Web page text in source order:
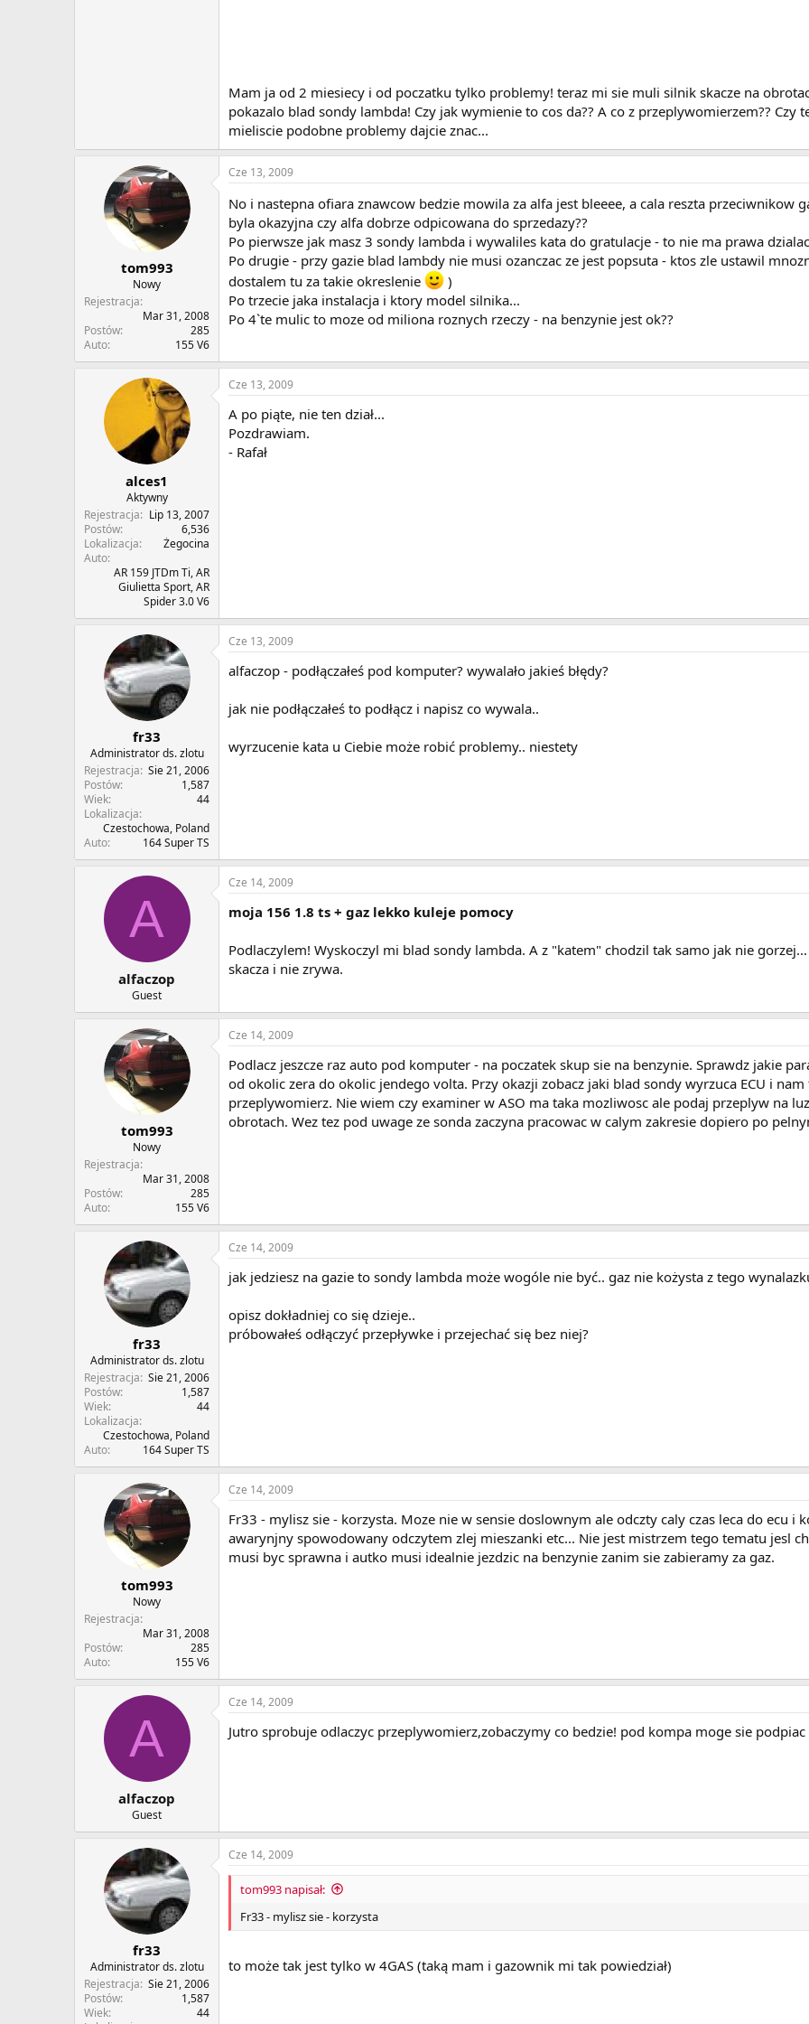
Mam ja od 2 miesiecy i od poczatku tylko problemy! teraz mi sie muli silnik skacze na
pokazalo blad sondy lambda! Czy jak wymienie to cos da?? A co z przeplywomierzem??
mieliscie podobne problemy dajcie znac...
tom993
Nowy
Rejestracja
Mar 31, 2008
Postów
285
Auto
155 V6
Cze 13, 2009
No i nastepna ofiara znawcow bedzie mowila za alfa jest bleeee, a cala reszta przeciwnikow
byla okazyjna czy alfa dobrze odpicowana do sprzedazy??
Po pierwsze jak masz 3 sondy lambda i wywaliles kata do gratulacje - to nie ma prawa
Po drugie - przy gazie blad lambdy nie musi ozanczac ze jest popsuta - ktos zle ustawil
dostalem tu za takie okreslenie
)
Po trzecie jaka instalacja i ktory model silnika...
Po 4`te mulic to moze od miliona roznych rzeczy - na benzynie jest ok??
alces1
Aktywny
Rejestracja
Lip 13, 2007
Postów
6,536
Lokalizacja
Żegocina
Auto
AR 159 JTDm Ti, AR
Giulietta Sport, AR
Spider 3.0 V6
Cze 13, 2009
A po piąte, nie ten dział...
Pozdrawiam.
- Rafał
fr33
Administrator ds. zlotu
Rejestracja Sie 21, 2006
Postów
1,587
Wiek
44
Lokalizacja
Czestochowa, Poland
Auto
164 Super TS
Cze 13, 2009
alfaczop - podłączałeś pod komputer? wywalało jakieś błędy?
jak nie podłączałeś to podłącz i napisz co wywala..
wyrzucenie kata u Ciebie może robić problemy.. niestety
A
alfaczop
Guest
Cze 14, 2009
moja 156 1.8 ts + gaz lekko kuleje pomocy
Podlaczylem! Wyskoczyl mi blad sondy lambda. A z "katem" chodzil tak samo jak nie
skacza i nie zrywa.
tom993
Nowy
Rejestracja
Mar 31, 2008
Postów
285
Auto
155 V6
Cze 14, 2009
Podlacz jeszcze raz auto pod komputer - na poczatek skup sie na benzynie. Sprawdz jakie
od okolic zera do okolic jendego volta. Przy okazji zobacz jaki blad sondy wyrzuca ECU i
przeplywomierz. Nie wiem czy examiner w ASO ma taka mozliwosc ale podaj przeplyw na
obrotach. Wez tez pod uwage ze sonda zaczyna pracowac w calym zakresie dopiero po
fr33
Administrator ds. zlotu
Rejestracja Sie 21, 2006
Postów
1,587
Wiek
44
Lokalizacja
Czestochowa, Poland
Auto
164 Super TS
Cze 14, 2009
jak jedziesz na gazie to sondy lambda może wogóle nie być.. gaz nie kożysta z tego
opisz dokładniej co się dzieje..
próbowałeś odłączyć przepływke i przejechać się bez niej?
tom993
Nowy
Rejestracja
Mar 31, 2008
Postów
285
Auto
155 V6
Cze 14, 2009
Fr33 - mylisz sie - korzysta. Moze nie w sensie doslownym ale odczty caly czas leca do ecu
awarynjny spowodowany odczytem zlej mieszanki etc... Nie jest mistrzem tego tematu jesl
musi byc sprawna i autko musi idealnie jezdzic na benzynie zanim sie zabieramy za gaz.
A
alfaczop
Guest
Cze 14, 2009
Jutro sprobuje odlaczyc przeplywomierz,zobaczymy co bedzie! pod kompa moge sie
fr33
Administrator ds. zlotu
Rejestracja Sie 21, 2006
Postów
1,587
Wiek
44
Cze 14, 2009
tom993 napisał:
Fr33 - mylisz sie - korzysta
to może tak jest tylko w 4GAS (taką mam i gazownik mi tak powiedział)